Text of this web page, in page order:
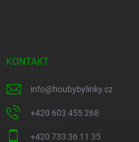
KONTAKT
info@houbybylinky.cz
+420 603 455 268
+420 733 36 11 35